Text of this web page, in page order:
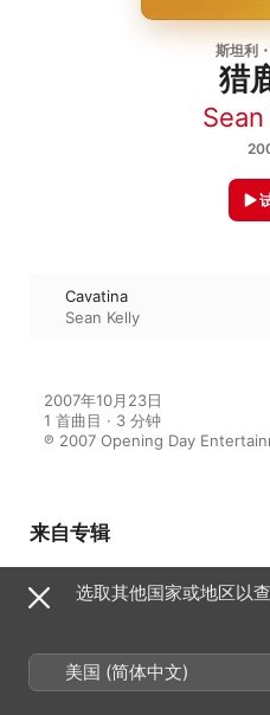
斯坦利
猎
Cavatina
Sean Kelly
2007年10月23日
1 首曲目 · 3 分钟
℗ 2007 Opening Day
来自专辑
Sean Kelly
选取其他国家或地区以
美国 (简体中文)